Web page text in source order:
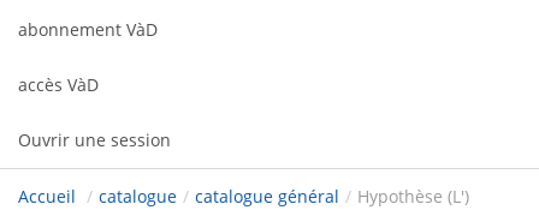
abonnement VàD
accès VàD
Ouvrir une session
Accueil / catalogue / catalogue général / Hypothèse (L')